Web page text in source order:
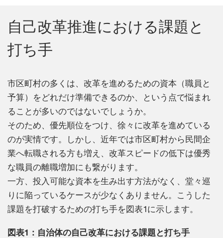
自己改革推進における課題と
打ち手
市区町村の多くは、改革を進めるための資本（職員と
予算）をどれだけ準備できるのか、という点で悩まれ
ることが多いのではないでしょうか。
そのため、優先順位をつけ、徐々に改革を進めている
のが実情です。しかし、近年では市区町村から民間企
業へ転職される方も増え、改革スピードの低下は優秀
な職員の離職増加にも繋がります。
一方、投入可能な資本を生み出す方法がなく、堂々巡
りに陥っているケースが少なくありません。こうした
課題を打破するための打ち手を図表1に示します。
図表1：自治体の自己改革における課題と打ち手